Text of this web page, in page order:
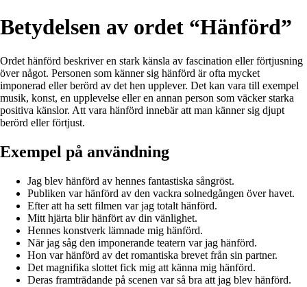
Betydelsen av ordet “Hänförd”
Ordet hänförd beskriver en stark känsla av fascination eller förtjusning
över något. Personen som känner sig hänförd är ofta mycket
imponerad eller berörd av det hen upplever. Det kan vara till exempel
musik, konst, en upplevelse eller en annan person som väcker starka
positiva känslor. Att vara hänförd innebär att man känner sig djupt
berörd eller förtjust.
Exempel på användning
Jag blev hänförd av hennes fantastiska sångröst.
Publiken var hänförd av den vackra solnedgången över havet.
Efter att ha sett filmen var jag totalt hänförd.
Mitt hjärta blir hänfört av din vänlighet.
Hennes konstverk lämnade mig hänförd.
När jag såg den imponerande teatern var jag hänförd.
Hon var hänförd av det romantiska brevet från sin partner.
Det magnifika slottet fick mig att känna mig hänförd.
Deras framträdande på scenen var så bra att jag blev hänförd.